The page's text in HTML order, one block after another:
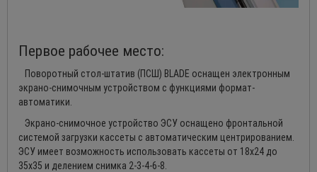
Первое рабочее место:
Поворотный стол-штатив (ПСШ) BLADE оснащен электронным
экрано-снимочным устройством с функциями формат-
автоматики.
Экрано-снимочное устройство ЭСУ оснащено фронтальной
системой загрузки кассеты с автоматическим центрированием.
ЭСУ имеет возможность использовать кассеты от 18х24 до
35х35 и делением снимка 2-3-4-6-8.